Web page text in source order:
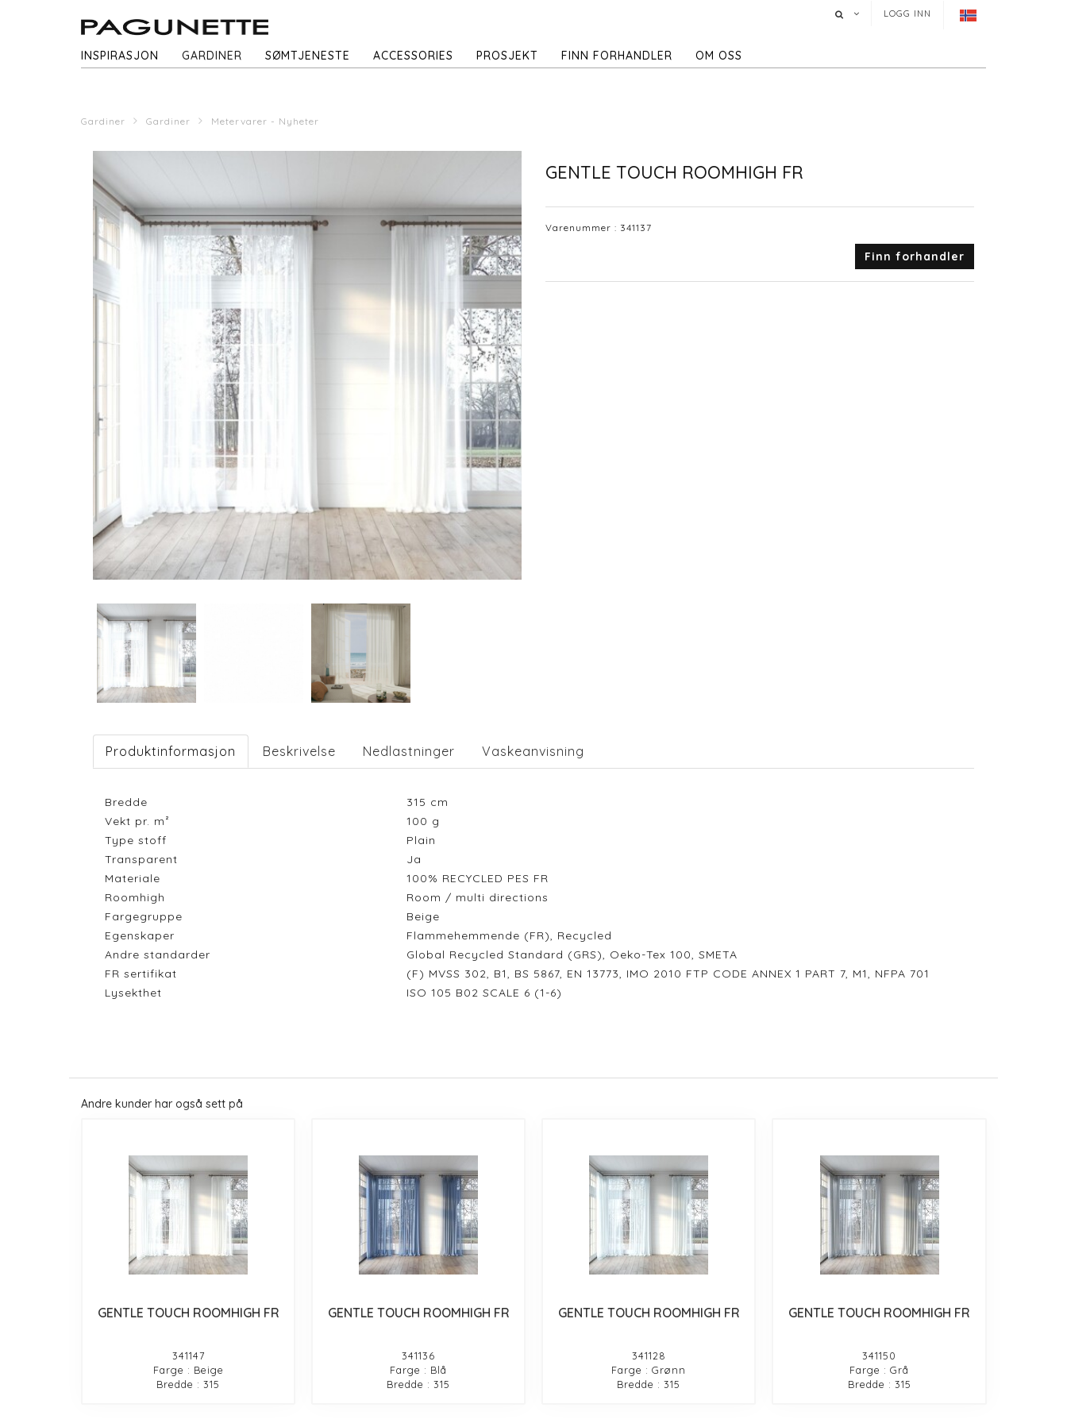
LOGG INN
INSPIRASJON GARDINER SØMTJENESTE ACCESSORIES PROSJEKT FINN FORHANDLER OM OSS
Gardiner Gardiner Metervarer - Nyheter
GENTLE TOUCH ROOMHIGH FR
Varenummer : 341137
Finn forhandler
Produktinformasjon Beskrivelse Nedlastninger Vaskeanvisning
Bredde 315 cm
Vekt pr. m²
100 g
Type stoff
Plain
Transparent
Ja
Materiale
100% RECYCLED PES FR
Roomhigh
Room / multi directions
Fargegruppe
Beige
Egenskaper
Flammehemmende (FR), Recycled
Andre standarder
Global Recycled Standard (GRS), Oeko-Tex 100, SMETA
FR sertifikat
(F) MVSS 302, B1, BS 5867, EN 13773, IMO 2010 FTP CODE ANNEX 1 PART 7, M1, NFPA 701
Lysekthet
ISO 105 B02 SCALE 6 (1-6)
Andre kunder har også sett på
GENTLE TOUCH ROOMHIGH FR
341147
Farge : Beige
Bredde : 315
GENTLE TOUCH ROOMHIGH FR
341136
Farge : Blå
Bredde : 315
GENTLE TOUCH ROOMHIGH FR
341128
Farge : Grønn
Bredde : 315
GENTLE TOUCH ROOMHIGH FR
341150
Farge : Grå
Bredde : 315